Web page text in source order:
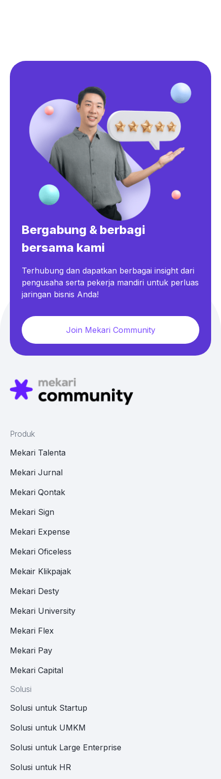
Bergabung & berbagi
bersama kami
Terhubung dan dapatkan berbagai insight dari
pengusaha serta pekerja mandiri untuk perluas
jaringan bisnis Anda!
Join Mekari Community
Produk
Mekari Talenta
Mekari Jurnal
Mekari Qontak
Mekari Sign
Mekari Expense
Mekari Oficeless
Mekair Klikpajak
Mekari Desty
Mekari University
Mekari Flex
Mekari Pay
Mekari Capital
Solusi
Solusi untuk Startup
Solusi untuk UMKM
Solusi untuk Large Enterprise
Solusi untuk HR